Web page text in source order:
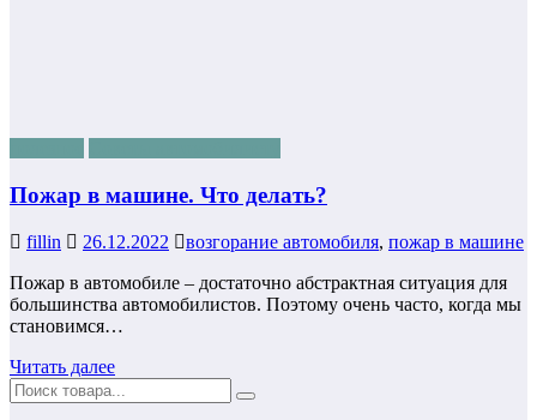
Пожар в машине. Что делать?
fillin 26.12.2022 возгорание автомобиля, пожар в машине
Пожар в автомобиле – достаточно абстрактная ситуация для
большинства автомобилистов. Поэтому очень часто, когда мы
становимся…
Читать далее